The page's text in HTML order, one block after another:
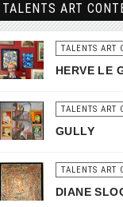
TALENTS ART
TALENTS ART
HERVE LE
TALENTS ART
GULLY
TALENTS ART
DIANE